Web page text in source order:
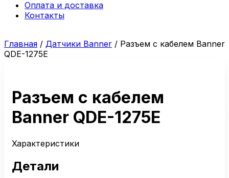
Оплата и доставка
Контакты
Главная / Датчики Banner / Разъем с кабелем Banner
QDE-1275E
Разъем с кабелем
Banner QDE-1275E
Характеристики
Детали